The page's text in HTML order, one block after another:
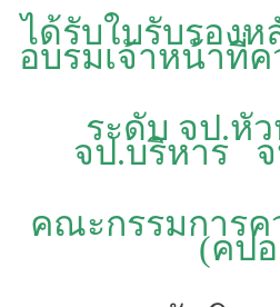
ได้รับใบรับรอง
อบรมเจ้าหน้าที่
ระดับ จป.หั
จป.บริหาร
คณะกรรมการ
(คป